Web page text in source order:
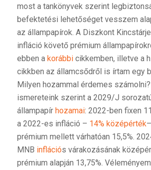
most a tankönyvek szerint
befektetési lehetőséget vesszem
az állampapírok. A Diszkont
infláció követő prémium
ebben a korábbicikkemben, illetve a
cikkben az államcsődről is írtam egy
Milyen hozammal érdemes
ismereteink szerint a 2029/J
állampapír hozamai: 2022-ben fixen
a 2022-es infláció – 14% középérték
prémium mellett várhatóan 15,5%.
MNB inflációs várakozásának
prémium alapján 13,75%.